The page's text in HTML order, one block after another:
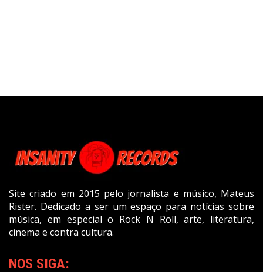
Site criado em 2015 pelo jornalista e músico, Mateus
Rister. Dedicado a ser um espaço para notícias sobre
música, em especial o Rock N Roll, arte, literatura,
cinema e contra cultura.
NOS SIGA: